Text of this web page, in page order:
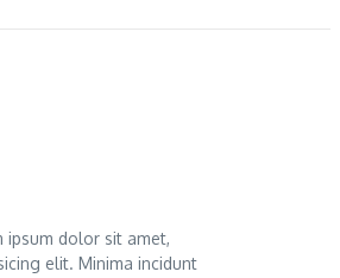
ipsum dolor sit amet,
elit. Minima incidunt